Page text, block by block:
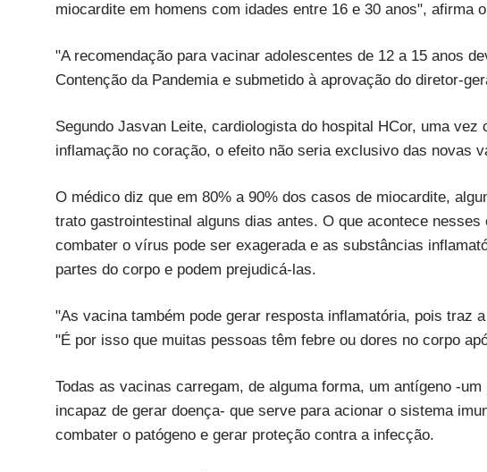
miocardite em homens com idades entre 16 e 30 anos", afirma
"A recomendação para vacinar adolescentes de 12 a 15 anos
Contenção da Pandemia e submetido à aprovação do diretor-
Segundo Jasvan Leite, cardiologista do hospital HCor, uma
inflamação no coração, o efeito não seria exclusivo das novas
O médico diz que em 80% a 90% dos casos de miocardite,
trato gastrointestinal alguns dias antes. O que acontece
combater o vírus pode ser exagerada e as substâncias
partes do corpo e podem prejudicá-las.
"As vacina também pode gerar resposta inflamatória, pois traz
"É por isso que muitas pessoas têm febre ou dores no corpo
Todas as vacinas carregam, de alguma forma, um antígeno -
incapaz de gerar doença- que serve para acionar o sistema
combater o patógeno e gerar proteção contra a infecção.